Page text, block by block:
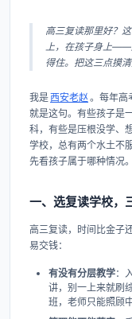
高三复读那里好？
上，在孩子身上——
得住。把这三点摸
我是西安老赵 。每年高
就是这句。有些孩子是
科，有些是压根没学、
学校，总有两个水土不
先看孩子属于哪种情况。
一、选复读学校，
高三复读，时间比金子
易交钱：
有没有分层教学：
讲，别一上来就刷
班，老师只能照顾